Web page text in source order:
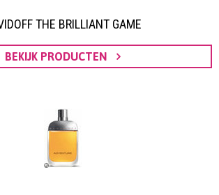
THE BRILLIANT GAME
BEKIJK PRODUCTEN